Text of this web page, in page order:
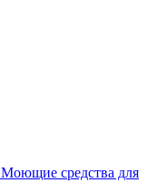
Моющие средства для